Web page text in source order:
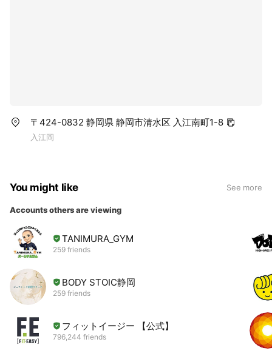
〒424-0832 静岡県 静岡市清水区 入江南町1-8
入江岡
You might like See more
Accounts others are viewing
TANIMURA_GYM
259 friends
BODY STOIC静岡
259 friends
フィットイージー 【公式】
796,244 friends